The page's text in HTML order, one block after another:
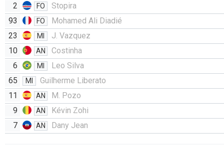
2
FO
Stopira
93
FO
Mohamed Ali Diadié
23
MI
J. Vazquez
10
AN
Costinha
6
MI
Leo Silva
65
MI
Guilherme Liberato
11
AN
M. Pozo
9
AN
Kévin Zohi
7
AN Dany Jean